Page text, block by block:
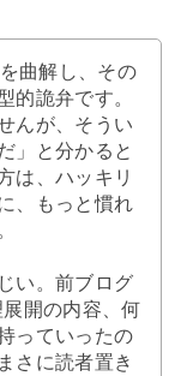
曲解し、その
的詭弁です。
んが、そうい
」と分かると
は、ハッキリ
、もっと慣れ
い。前ブログ
開の内容、何
っていったの
さに読者置き